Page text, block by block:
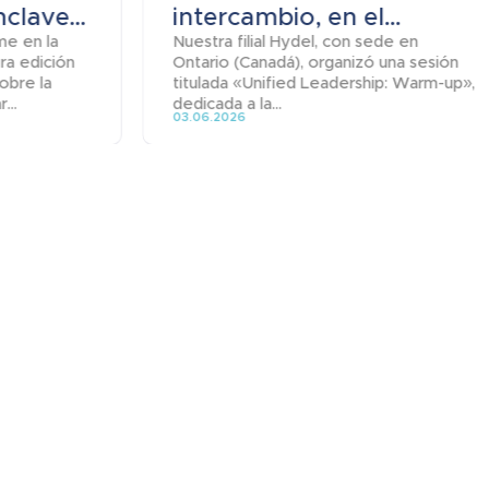
en la
edición
la
intercambio, en el...
Nuestra filial Hydel, con sede en
Ontario (Canadá), organizó una sesión
titulada «Unified Leadership: Warm-up»,
dedicada a la...
03.06.2026